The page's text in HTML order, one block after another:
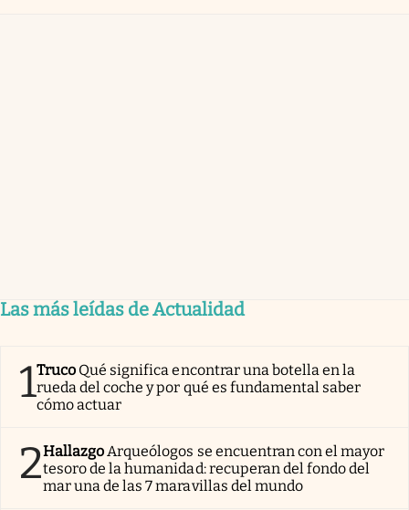
Las más leídas de Actualidad
1Truco Qué significa encontrar una botella en la
rueda del coche y por qué es fundamental saber
cómo actuar
2Hallazgo Arqueólogos se encuentran con el mayor
tesoro de la humanidad: recuperan del fondo del
mar una de las 7 maravillas del mundo